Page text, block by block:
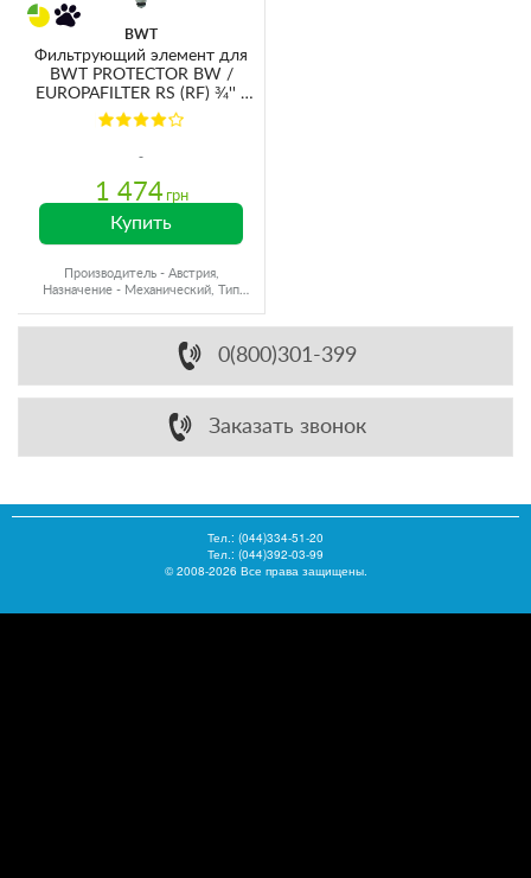
BWT
Фильтрующий элемент для
BWT PROTECTOR BW /
EUROPAFILTER RS (RF) ¾'' -
1¼'' (1-902393)
1 474 грн
Купить
Производитель - Австрия,
Назначение - Механический, Тип
0(800)301-399
Заказать звонок
Тел.: (044)334-51-20
Тел.: (044)392-03-99
© 2008-2026 Все права защищены.